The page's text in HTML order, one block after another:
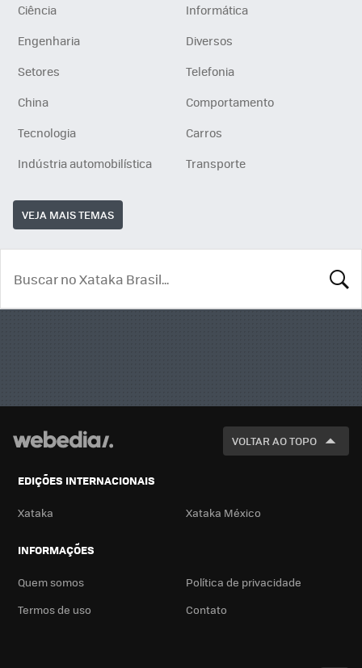
Ciência
Informática
Engenharia
Diversos
Setores
Telefonia
China
Comportamento
Tecnologia
Carros
Indústria automobilística
Transporte
VEJA MAIS TEMAS
VOLTAR AO TOPO
EDIÇÕES INTERNACIONAIS
Xataka Xataka México
INFORMAÇÕES
Quem somos
Política de privacidade
Termos de uso
Contato